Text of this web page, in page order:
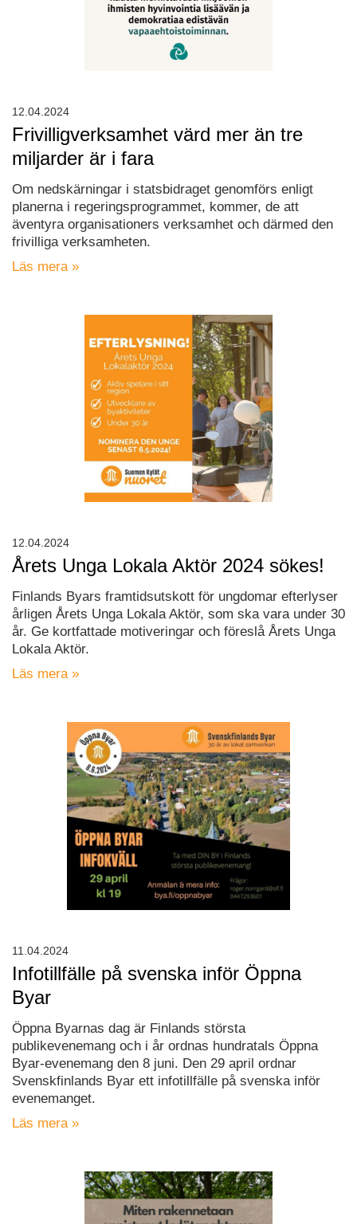
Frivilligverksamhet värd mer än tre
miljarder är i fara
Om nedskärningar i statsbidraget genomförs enligt
planerna i regeringsprogrammet, kommer, de att
äventyra organisationers verksamhet och därmed den
frivilliga verksamheten.
Läs mera »
12.04.2024
Årets Unga Lokala Aktör 2024 sökes!
Finlands Byars framtidsutskott för ungdomar efterlyser
årligen Årets Unga Lokala Aktör, som ska vara under 30
år. Ge kortfattade motiveringar och föreslå Årets Unga
Lokala Aktör.
Läs mera »
12.04.2024
Infotillfälle på svenska inför Öppna
Byar
Öppna Byarnas dag är Finlands största
publikevenemang och i år ordnas hundratals Öppna
Byar-evenemang den 8 juni. Den 29 april ordnar
Svenskfinlands Byar ett infotillfälle på svenska inför
evenemanget.
Läs mera »
11.04.2024